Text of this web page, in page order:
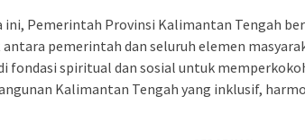
ini, Pemerintah Provinsi Kalimantan Tengah
pemerintah dan seluruh elemen
fondasi spiritual dan sosial untuk
Kalimantan Tengah yang inklusif,